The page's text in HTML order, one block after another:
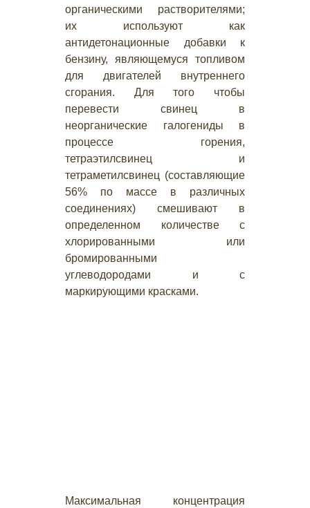
органическими растворителями;
их используют как
антидетонационные добавки к
бензину, являющемуся топливом
для двигателей внутреннего
сгорания. Для того чтобы
перевести свинец в
неорганические галогениды в
процессе горения,
тетраэтилсвинец и
тетраметилсвинец (составляющие
56% по массе в различных
соединениях) смешивают в
определенном количестве с
хлорированными или
бромированными
углеводородами и с
маркирующими красками.
Максимальная концентрация